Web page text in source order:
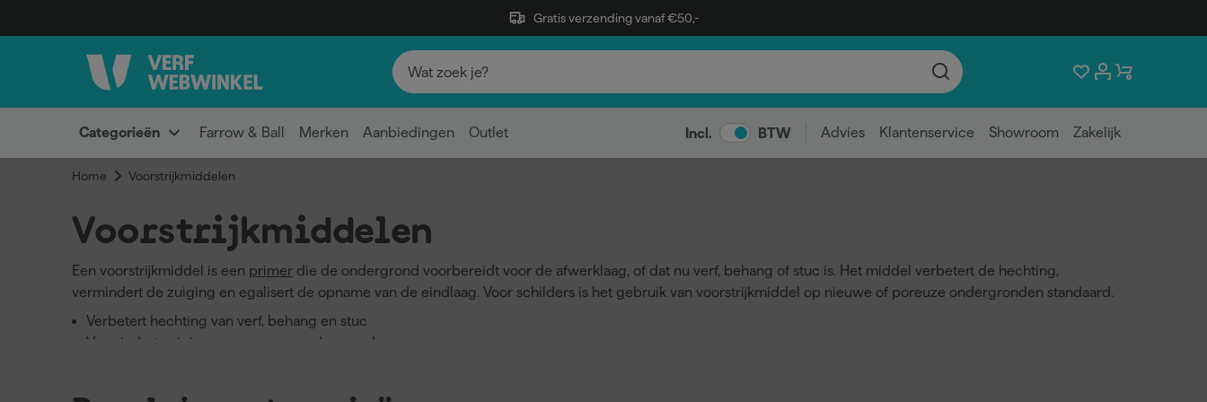
Gratis verzending vanaf €50,-
Categorieën Farrow & Ball Merken Aanbiedingen Outlet Incl. BTW Advies Klantenservice Showroom Zakelijk
Home Voorstrijkmiddelen
Voorstrijkmiddelen
Een voorstrijkmiddel is een primer die de ondergrond voorbereidt voor de afwerklaag, of dat nu verf, behang of stuc is. Het middel verbetert de hechting,
vermindert de zuiging en egalisert de opname van de eindlaag. Voor schilders is het gebruik van voorstrijkmiddel op nieuwe of poreuze ondergronden standaard.
Verbetert hechting van verf, behang en stuc
Vermindert zuiging van poreuze ondergronden